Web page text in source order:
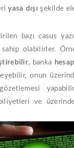
yasa dışı şekilde
bazı casus
olabilirler.
, banka
onun
ve